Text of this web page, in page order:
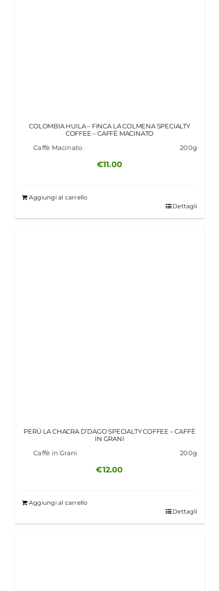
COLOMBIA HUILA – FINCA LA COLMENA SPECIALTY
COFFEE – CAFFÈ MACINATO
Caffè Macinato
200g
€11.00
Aggiungi al carrello
Dettagli
PERÙ LA CHACRA D’DAGO SPECIALTY COFFEE – CAFFÈ
IN GRANI
Caffè in Grani
200g
€12.00
Aggiungi al carrello
Dettagli